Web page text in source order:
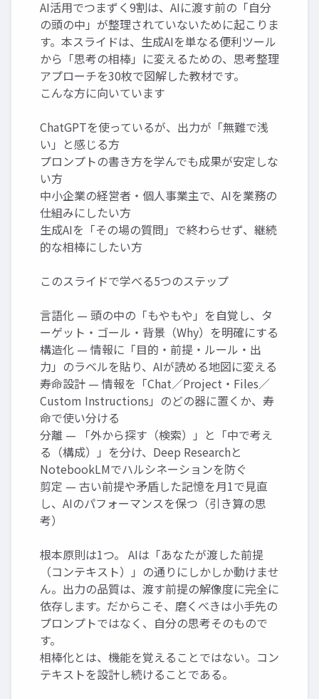
AI活用でつまずく9割は、AIに渡す前の「自分
の頭の中」が整理されていないために起こりま
す。本スライドは、生成AIを単なる便利ツール
から「思考の相棒」に変えるための、思考整理
アプローチを30枚で図解した教材です。
こんな方に向いています
ChatGPTを使っているが、出力が「無難で浅
い」と感じる方
プロンプトの書き方を学んでも成果が安定しな
い方
中小企業の経営者・個人事業主で、AIを業務の
仕組みにしたい方
生成AIを「その場の質問」で終わらせず、継続
的な相棒にしたい方
このスライドで学べる5つのステップ
言語化 — 頭の中の「もやもや」を自覚し、タ
ーゲット・ゴール・背景（Why）を明確にする
構造化 — 情報に「目的・前提・ルール・出
力」のラベルを貼り、AIが読める地図に変える
寿命設計 — 情報を「Chat／Project・Files／
Custom Instructions」のどの器に置くか、寿
命で使い分ける
分離 — 「外から探す（検索）」と「中で考え
る（構成）」を分け、Deep Researchと
NotebookLMでハルシネーションを防ぐ
剪定 — 古い前提や矛盾した記憶を月1で見直
し、AIのパフォーマンスを保つ（引き算の思
考）
根本原則は1つ。 AIは「あなたが渡した前提
（コンテキスト）」の通りにしかしか動けませ
ん。出力の品質は、渡す前提の解像度に完全に
依存します。だからこそ、磨くべきは小手先の
プロンプトではなく、自分の思考そのもので
す。
相棒化とは、機能を覚えることではない。コン
テキストを設計し続けることである。